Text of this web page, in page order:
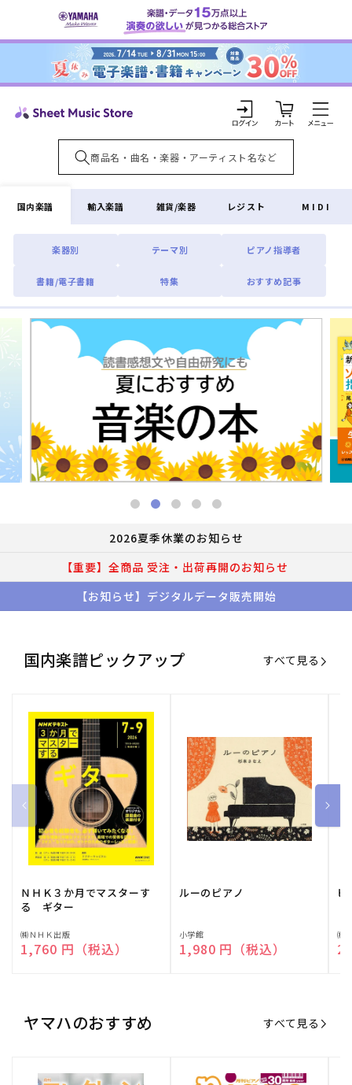
ンツに
ロ
グ
イ
ン
カ
ー
ト
国内楽譜
楽器別 テーマ別 ピアノ指導者
書籍/電子書籍 特集 おすすめ記事
輸入楽譜 雑貨/楽器 レジスト MIDI
2026夏季休業のお知らせ
【重要】全商品 受注・出荷再開のお知らせ
【お知らせ】デジタルデータ販売開始
国内楽譜ピックアップ すべて見る
ＮＨＫ３か月でマスターす
る ギター
販
売
㈱ＮＨＫ出版
通常価格
1,760 円（税込）
ルーのピアノ
販
売
小学館
通常価格
1,980 円（税込）
ピ
販
売
㈱
ヤマハのおすすめ すべて見る